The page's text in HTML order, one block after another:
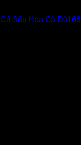
Sấu Hoa Cà D3166